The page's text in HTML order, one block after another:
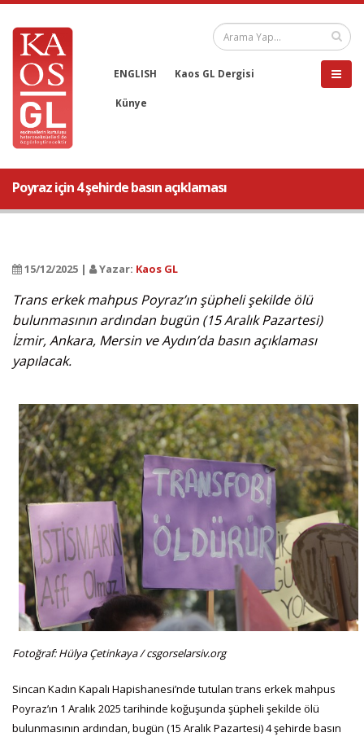
ENGLISH Kaos GL Dergisi
Künye
Poyraz için 4 şehirde basın açıklaması
15/12/2025 | Yazar: Kaos GL
Trans erkek mahpus Poyraz’ın şüpheli şekilde ölü
bulunmasının ardından bugün (15 Aralık Pazartesi)
İzmir, Ankara, Mersin ve Aydın’da basın açıklaması
yapılacak.
Fotoğraf: Hülya Çetinkaya / csgorselarsiv.org
Sincan Kadın Kapalı Hapishanesi’nde tutulan trans erkek mahpus
Poyraz’ın 1 Aralık 2025 tarihinde koğuşunda şüpheli şekilde ölü
bulunmasının ardından, bugün (15 Aralık Pazartesi) 4 şehirde basın